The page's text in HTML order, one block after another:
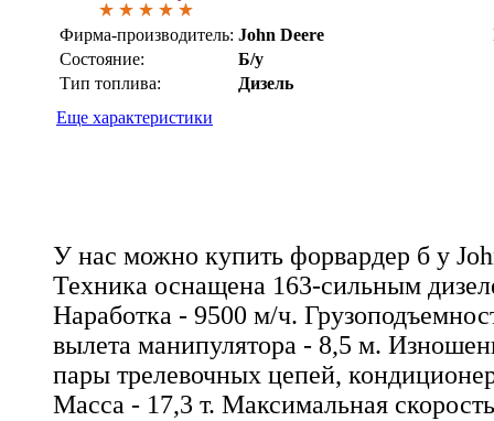
Фирма-производитель: John Deere
Состояние:
Б/у
Тип топлива:
Дизель
Еще характеристики
У нас можно купить форвардер б у
Техника оснащена 163-сильным
Наработка - 9500 м/ч.
вылета манипулятора - 8,5 м.
пары трелевочных цепей,
Масса - 17,3 т. Максимальная